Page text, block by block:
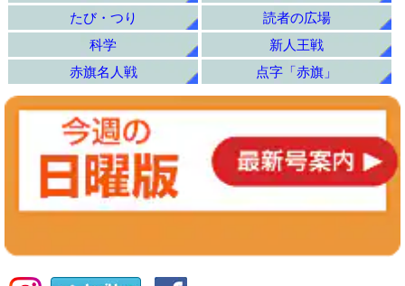
たび・つり
読者の広場
科学
新人王戦
赤旗名人戦
点字「赤旗」